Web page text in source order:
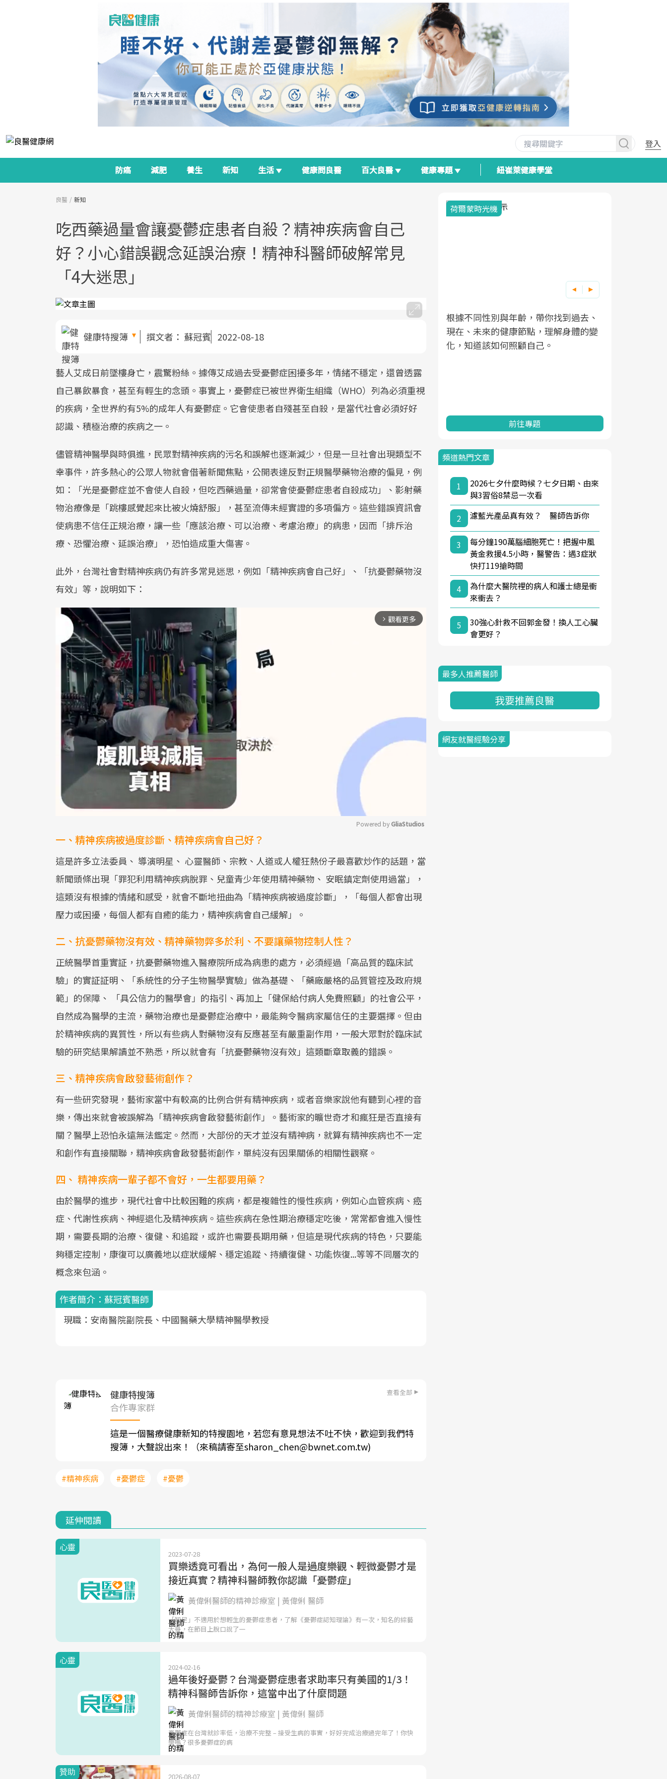
登入
防癌 減肥 養生 新知 生活 健康問良醫 百大良醫 健康專題 紐崔萊健康學堂
良醫 新知
吃西藥過量會讓憂鬱症患者自殺？精神疾病會自己
好？小心錯誤觀念延誤治療！精神科醫師破解常見
「4大迷思」
健康特搜簿 撰文者： 蘇冠賓 2022-08-18
藝人艾成日前墜樓身亡，震驚粉絲。據傳艾成過去受憂鬱症困擾多年，情緒不穩定，還曾透露
自己暴飲暴食，甚至有輕生的念頭。事實上，憂鬱症已被世界衛生組織（WHO）列為必須重視
的疾病，全世界約有5%的成年人有憂鬱症。它會使患者自殘甚至自殺，是當代社會必須好好
認識、積極治療的疾病之一。
儘管精神醫學與時俱進，民眾對精神疾病的污名和誤解也逐漸減少，但是一旦社會出現類型不
幸事件，許多熱心的公眾人物就會借著新聞焦點，公開表達反對正規醫學藥物治療的偏見，例
如：「光是憂鬱症並不會使人自殺，但吃西藥過量，卻常會使憂鬱症患者自殺成功」、影射藥
物治療像是「跳樓感覺起來比被火燒舒服」，甚至流傳未經實證的多項偏方。這些錯誤資訊會
使病患不信任正規治療，讓一些「應該治療、可以治療、考慮治療」的病患，因而「排斥治
療、恐懼治療、延誤治療」，恐怕造成重大傷害。
此外，台灣社會對精神疾病仍有許多常見迷思，例如「精神疾病會自己好」、「抗憂鬱藥物沒
有效」等，說明如下：
arrow_forward_ios 觀看更多
Powered by GliaStudios
一、精神疾病被過度診斷、精神疾病會自己好？
這是許多立法委員、 導演明星、 心靈醫師、宗教、人道或人權狂熱份子最喜歡炒作的話題，當
新聞頭條出現「罪犯利用精神疾病脫罪、兒童青少年使用精神藥物、 安眠鎮定劑使用過當」，
這類沒有根據的情緒和感受，就會不斷地扭曲為「精神疾病被過度診斷」，「每個人都會出現
壓力或困擾，每個人都有自癒的能力，精神疾病會自己緩解」。
二、抗憂鬱藥物沒有效、精神藥物弊多於利、不要讓藥物控制人性？
正統醫學首重實証，抗憂鬱藥物進入醫療院所成為病患的處方，必須經過「高品質的臨床試
驗」的實証証明、「系統性的分子生物醫學實驗」做為基礎、「藥廠嚴格的品質管控及政府規
範」的保障、 「具公信力的醫學會」的指引、再加上「健保給付病人免費照顧」的社會公平，
自然成為醫學的主流，藥物治療也是憂鬱症治療中，最能夠令醫病家屬信任的主要選擇。但由
於精神疾病的異質性，所以有些病人對藥物沒有反應甚至有嚴重副作用，一般大眾對於臨床試
驗的研究結果解讀並不熟悉，所以就會有「抗憂鬱藥物沒有效」這類斷章取義的錯誤。
三、精神疾病會啟發藝術創作？
有一些研究發現，藝術家當中有較高的比例合併有精神疾病，或者音樂家說他有聽到心裡的音
樂，傳出來就會被誤解為「精神疾病會啟發藝術創作」。藝術家的曠世奇才和瘋狂是否直接有
關？醫學上恐怕永遠無法鑑定。然而，大部份的天才並沒有精神病，就算有精神疾病也不一定
和創作有直接關聯，精神疾病會啟發藝術創作，單純沒有因果關係的相關性觀察。
四、 精神疾病一輩子都不會好，一生都要用藥？
由於醫學的進步，現代社會中比較困難的疾病，都是複雜性的慢性疾病，例如心血管疾病、癌
症、代謝性疾病、神經退化及精神疾病。這些疾病在急性期治療穩定吃後，常常都會進入慢性
期，需要長期的治療、復健、和追蹤，或許也需要長期用藥，但這是現代疾病的特色，只要能
夠穩定控制，康復可以廣義地以症狀緩解、穩定追蹤、持續復健、功能恢復...等等不同層次的
概念來包涵。
作者簡介：蘇冠賓醫師
現職：安南醫院副院長、中國醫藥大學精神醫學教授
健康特搜簿 查看全部
合作專家群
這是一個醫療健康新知的特搜園地，若您有意見想法不吐不快，歡迎到我們特
搜簿，大聲說出來！（來稿請寄至sharon_chen@bwnet.com.tw)
#精神疾病 #憂鬱症 #憂鬱
延伸閱讀
心靈
2023-07-28
買樂透竟可看出，為何一般人是過度樂觀、輕微憂鬱才是
接近真實？精神科醫師教你認識「憂鬱症」
黃偉俐醫師的精神診療室 | 黃偉俐 醫師
「知足」不適用於想輕生的憂鬱症患者，了解《憂鬱症認知理論》有一次，知名的綜藝
大哥，在節目上脫口說了一
心靈
2024-02-16
過年後好憂鬱？台灣憂鬱症患者求助率只有美國的1/3！
精神科醫師告訴你，這當中出了什麼問題
黃偉俐醫師的精神診療室 | 黃偉俐 醫師
憂鬱症在台灣就診率低，治療不完整 – 接受生病的事實，好好完成治療過完年了！你快
樂嗎？很多憂鬱症的病
面對超高齡社會的浪潮，台灣正在快速
關注的核心議題。然而，健檢不只是醫
療院所的服務，更是民眾了解自身健康
2025年，就到良醫生活祭體驗「一站式
良醫健康網從「換季的身體變化」出
荷爾蒙時光機
根據不同性別與年齡，帶你找到過去、
現在、未來的健康節點，理解身體的變
化，知道該如何照顧自己。
前往專題
頻道熱門文章
1
2026七夕什麼時候？七夕日期、由來
與3習俗8禁忌一次看
2
濾藍光產品真有效？ 醫師告訴你
3
每分鐘190萬腦細胞死亡！把握中風
黃金救援4.5小時，醫警告：遇3症狀
快打119搶時間
4
為什麼大醫院裡的病人和護士總是衝
來衝去？
5
30強心針救不回郭金發！換人工心臟
會更好？
最多人推薦醫師
我要推薦良醫
網友就醫經驗分享